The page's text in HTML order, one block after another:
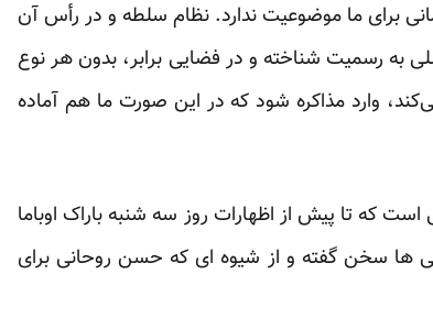
برای ما موضوعیت ندارد. نظام سلطه و در رأس آن
به رسمیت شناخته و در فضایی برابر، بدون هر نوع
وارد مذاکره شود که در این صورت ما هم آماده
است که تا پیش از اظهارات روز سه شنبه باراک اوباما
ها سخن گفته و از شیوه ای که حسن روحانی برای